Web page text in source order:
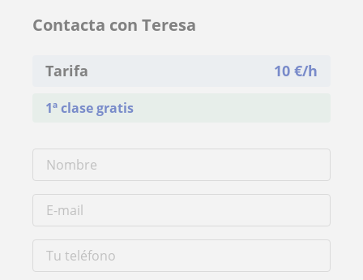
Contacta con Teresa
Tarifa 10 €/h
1ª clase gratis